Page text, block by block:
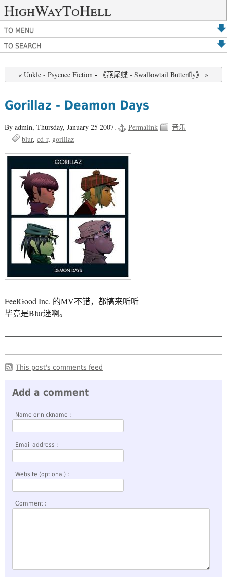
HighWayToHell
TO MENU
TO SEARCH
« Unkle - Psyence Fiction - 《燕尾蝶 - Swallowtail Butterfly》 »
Gorillaz - Deamon Days
By admin, Thursday, January 25 2007. Permalink
音乐
blur cd-r gorillaz
FeelGood Inc. 的MV不错，都搞来听听
毕竟是Blur迷啊。
This post's comments feed
Add a comment
Name or nickname :
Email address :
Website (optional) :
Comment :